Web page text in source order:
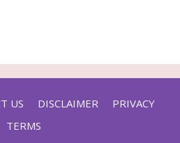
US DISCLAIMER
PRIVACY
TERMS